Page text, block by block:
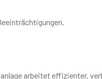
arbeitet effizienter,